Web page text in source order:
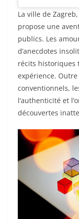
La ville de
propose une
publics. Les
d’anecdotes
récits
expérience. Outre
conventionnels,
l’authenticité et
découvertes